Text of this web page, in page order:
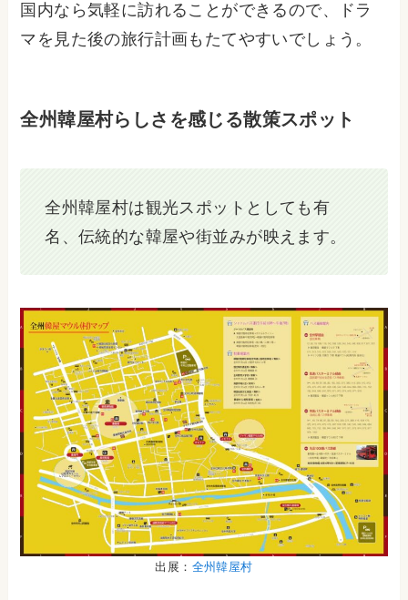
国内なら気軽に訪れることができるので、ドラ
マを見た後の旅行計画もたてやすいでしょう。
全州韓屋村らしさを感じる散策スポット
全州韓屋村は観光スポットとしても有
名、伝統的な韓屋や街並みが映えます。
出展： 全州韓屋村